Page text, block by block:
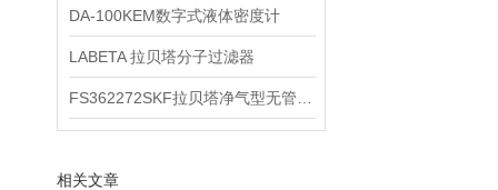
DA-100KEM数字式液体密度计
LABETA 拉贝塔分子过滤器
相关文章